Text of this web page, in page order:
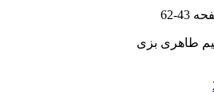
43-62
طاهری بزی